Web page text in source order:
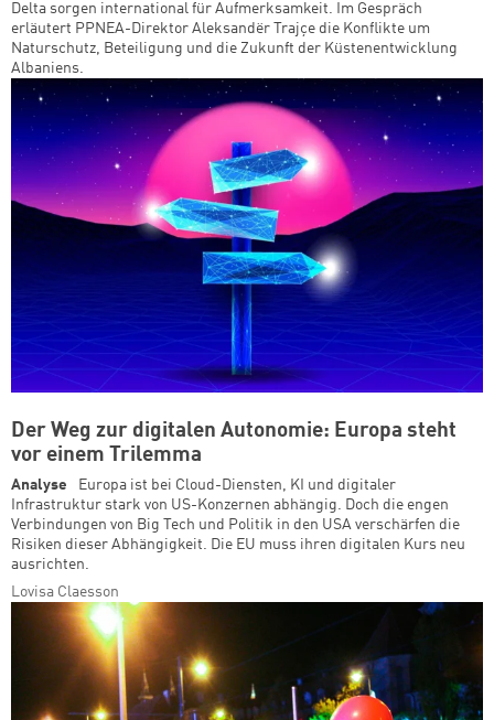
Delta sorgen international für Aufmerksamkeit. Im Gespräch
erläutert PPNEA-Direktor Aleksandër Trajçe die Konflikte um
Naturschutz, Beteiligung und die Zukunft der Küstenentwicklung
Albaniens.
Der Weg zur digitalen Autonomie: Europa steht
vor einem Trilemma
Analyse
Europa ist bei Cloud-Diensten, KI und digitaler
Infrastruktur stark von US-Konzernen abhängig. Doch die engen
Verbindungen von Big Tech und Politik in den USA verschärfen die
Risiken dieser Abhängigkeit. Die EU muss ihren digitalen Kurs neu
ausrichten.
Lovisa Claesson